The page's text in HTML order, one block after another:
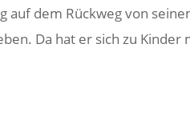
auf dem Rückweg von
Da hat er sich zu